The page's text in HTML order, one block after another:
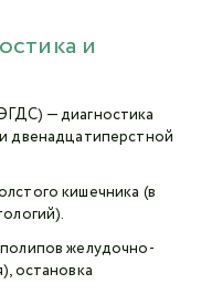
и
— диагностика
двенадцатиперстной
кишечника (в
желудочно-
остановка
согласие на
СМК «Медгард»